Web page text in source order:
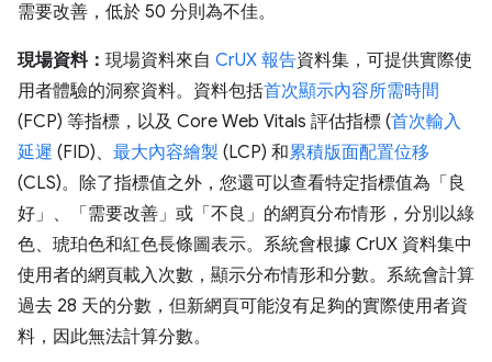
需要改善，低於 50 分則為不佳。
現場資料： 現場資料來自 CrUX 報告資料集，可提供實際使
用者體驗的洞察資料。資料包括首次顯示內容所需時間
(FCP) 等指標，以及 Core Web Vitals 評估指標 (首次輸入
延遲 (FID)、 最大內容繪製 (LCP) 和累積版面配置位移
(CLS)。除了指標值之外，您還可以查看特定指標值為「良
好」、「需要改善」或「不良」的網頁分布情形，分別以綠
色、琥珀色和紅色長條圖表示。系統會根據 CrUX 資料集中
使用者的網頁載入次數，顯示分布情形和分數。系統會計算
過去 28 天的分數，但新網頁可能沒有足夠的實際使用者資
料，因此無法計算分數。